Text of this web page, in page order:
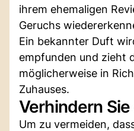
ihrem ehemaligen
Geruchs
Ein bekannter Duft
empfunden und zieht
möglicherweise in
Zuhauses.
Verhindern
Um zu vermeiden,